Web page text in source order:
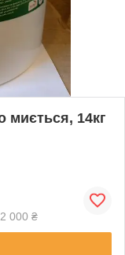
миється, 14кг
000 ₴